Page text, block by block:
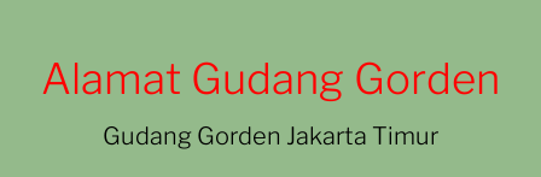
Alamat Gudang Gorden
Gudang Gorden Jakarta Timur